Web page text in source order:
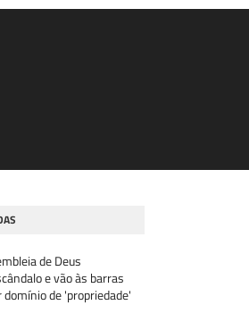
de Deus
e vão às barras
de 'propriedade'